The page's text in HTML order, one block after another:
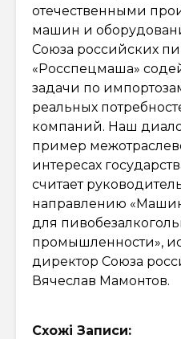
отечественными
машин и
Союза российских
«Росспецмаша»
задачи по
реальных
компаний. Наш
пример
интересах
считает
направлению
для
промышленности»,
директор Союза
Вячеслав Мамонтов.
Схожі Записи: